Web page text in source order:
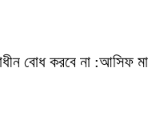
বোধ করবে না :আসিফ